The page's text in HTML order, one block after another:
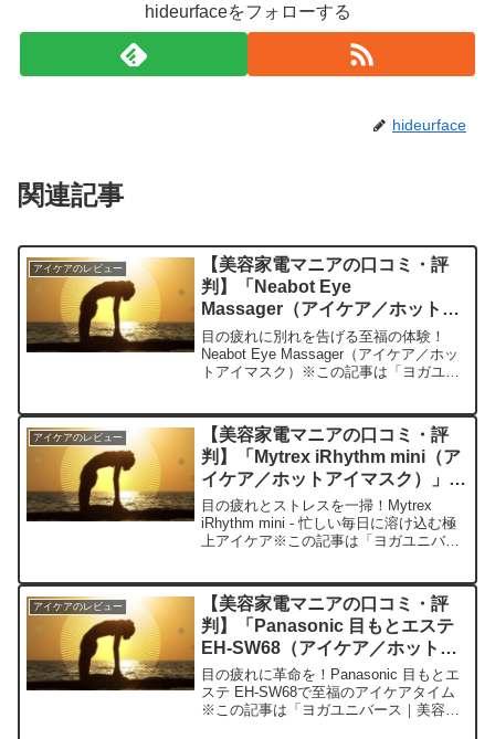
hideurfaceをフォローする
hideurface
関連記事
アイケアのレビュー
【美容家電マニアの口コミ・評
判】「Neabot Eye
Massager（アイケア／ホットア
イマスク）」を実際に使ってみた
正直感想
目の疲れに別れを告げる至福の体験！
Neabot Eye Massager（アイケア／ホッ
トアイマスク）※この記事は「ヨガユニ
ビスへの口コミ今日、編集部が紹介した
いのが「N...
アイケアのレビュー
【美容家電マニアの口コミ・評
判】「Mytrex iRhythm mini（ア
イケア／ホットアイマスク）」を
実際に使ってみた正直感想
目の疲れとストレスを一掃！Mytrex
iRhythm mini - 忙しい毎日に溶け込む極
上アイケア※この記事は「ヨガユニバー
の口コミ今日、編集部が紹介したいのが
「M...
アイケアのレビュー
【美容家電マニアの口コミ・評
判】「Panasonic 目もとエステ
EH-SW68（アイケア／ホットア
イマスク）」を実際に使ってみた
正直感想
目の疲れに革命を！Panasonic 目もとエ
ステ EH-SW68で至福のアイケアタイム
※この記事は「ヨガユニバース｜美容家